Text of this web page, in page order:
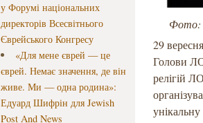
у Форумі національних
директорів Всесвітнього
Єврейського Конгресу
«Для мене єврей — це
єврей. Немає значення, де він
живе. Ми — одна родина»:
Едуард Шифрін для Jewish
Post And News
Фото:
29
Голови
релігій